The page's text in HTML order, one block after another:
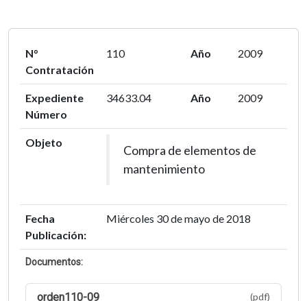
N°
Contratación
110 Año 2009
Expediente
Número
34633.04 Año 2009
Objeto
Compra de elementos de
mantenimiento
Fecha
Publicación:
Miércoles 30 de mayo de 2018
Documentos:
orden110-09 (pdf)